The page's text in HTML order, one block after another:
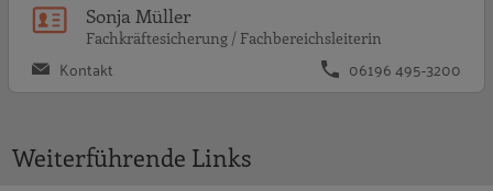
Sonja Müller
Fachkräftesicherung / Fachbereichsleiterin
Kontakt 06196 495-3200
Weiterführende Links